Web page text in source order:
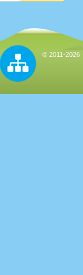
© 2011-2026